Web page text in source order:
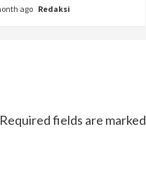
ago Redaksi
Required fields are marked